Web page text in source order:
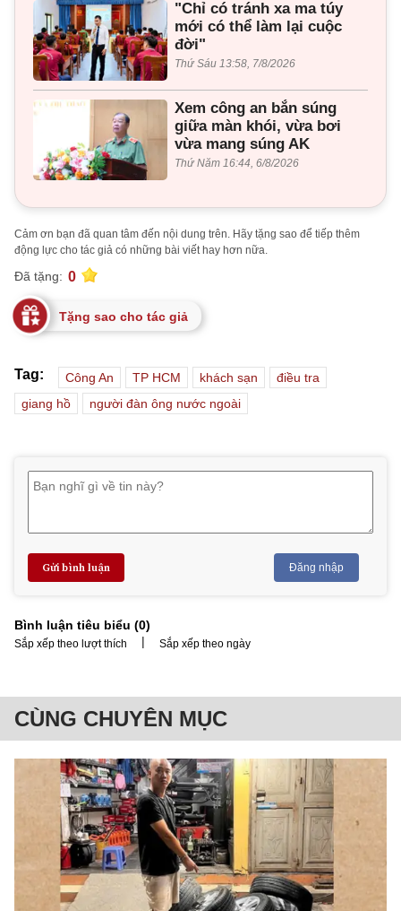
"Chỉ có tránh xa ma túy
mới có thể làm lại cuộc
đời"
Thứ Sáu 13:58, 7/8/2026
Xem công an bắn súng
giữa màn khói, vừa bơi
vừa mang súng AK
Thứ Năm 16:44, 6/8/2026
Cảm ơn bạn đã quan tâm đến nội dung trên. Hãy tặng sao để tiếp thêm
động lực cho tác giả có những bài viết hay hơn nữa.
Đã tặng: 0
Tặng sao cho tác giả
Tag: Công An TP HCM khách sạn
điều tra
giang hồ
người đàn ông nước ngoài
Gửi bình luận Đăng nhập
Bình luận tiêu biểu (0)
Sắp xếp theo lượt thích | Sắp xếp theo ngày
CÙNG CHUYÊN MỤC